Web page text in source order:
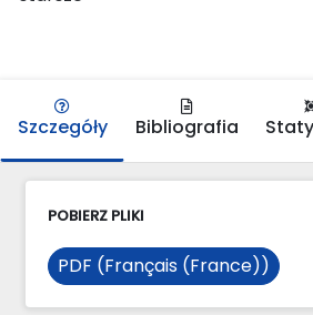
Szczegóły Bibliografia
POBIERZ PLIKI
PDF (Français (France))